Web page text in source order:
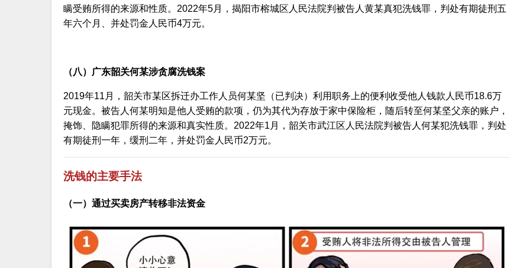
瞒受贿所得的来源和性质。2022年5月，揭阳市榕城区人民法院判被告人黄某真犯洗钱罪，判处有期徒刑五
年六个月、并处罚金人民币4万元。
（八）广东韶关何某涉贪腐洗钱案
2019年11月，韶关市某区拆迁办工作人员何某坚（已判决）利用职务上的便利收受他人钱款人民币18.6万
元现金。被告人何某明知是他人受贿的款项，仍为其代为存放于家中保险柜，随后转至何某坚父亲的账户，
掩饰、隐瞒犯罪所得的来源和真实性质。2022年1月，韶关市武江区人民法院判被告人何某犯洗钱罪，判处
有期徒刑一年，缓刑二年，并处罚金人民币2万元。
洗钱的主要手法
（一）通过买卖房产转移非法资金